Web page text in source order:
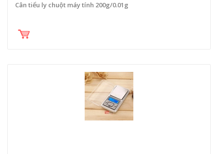
Cân tiểu ly chuột máy tính 200g/0.01g